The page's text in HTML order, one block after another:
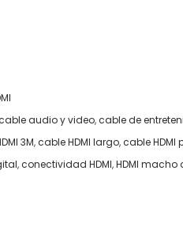
audio y video,cable de
3M,cable HDMI largo,cable HDMI
,conectividad HDMI,HDMI